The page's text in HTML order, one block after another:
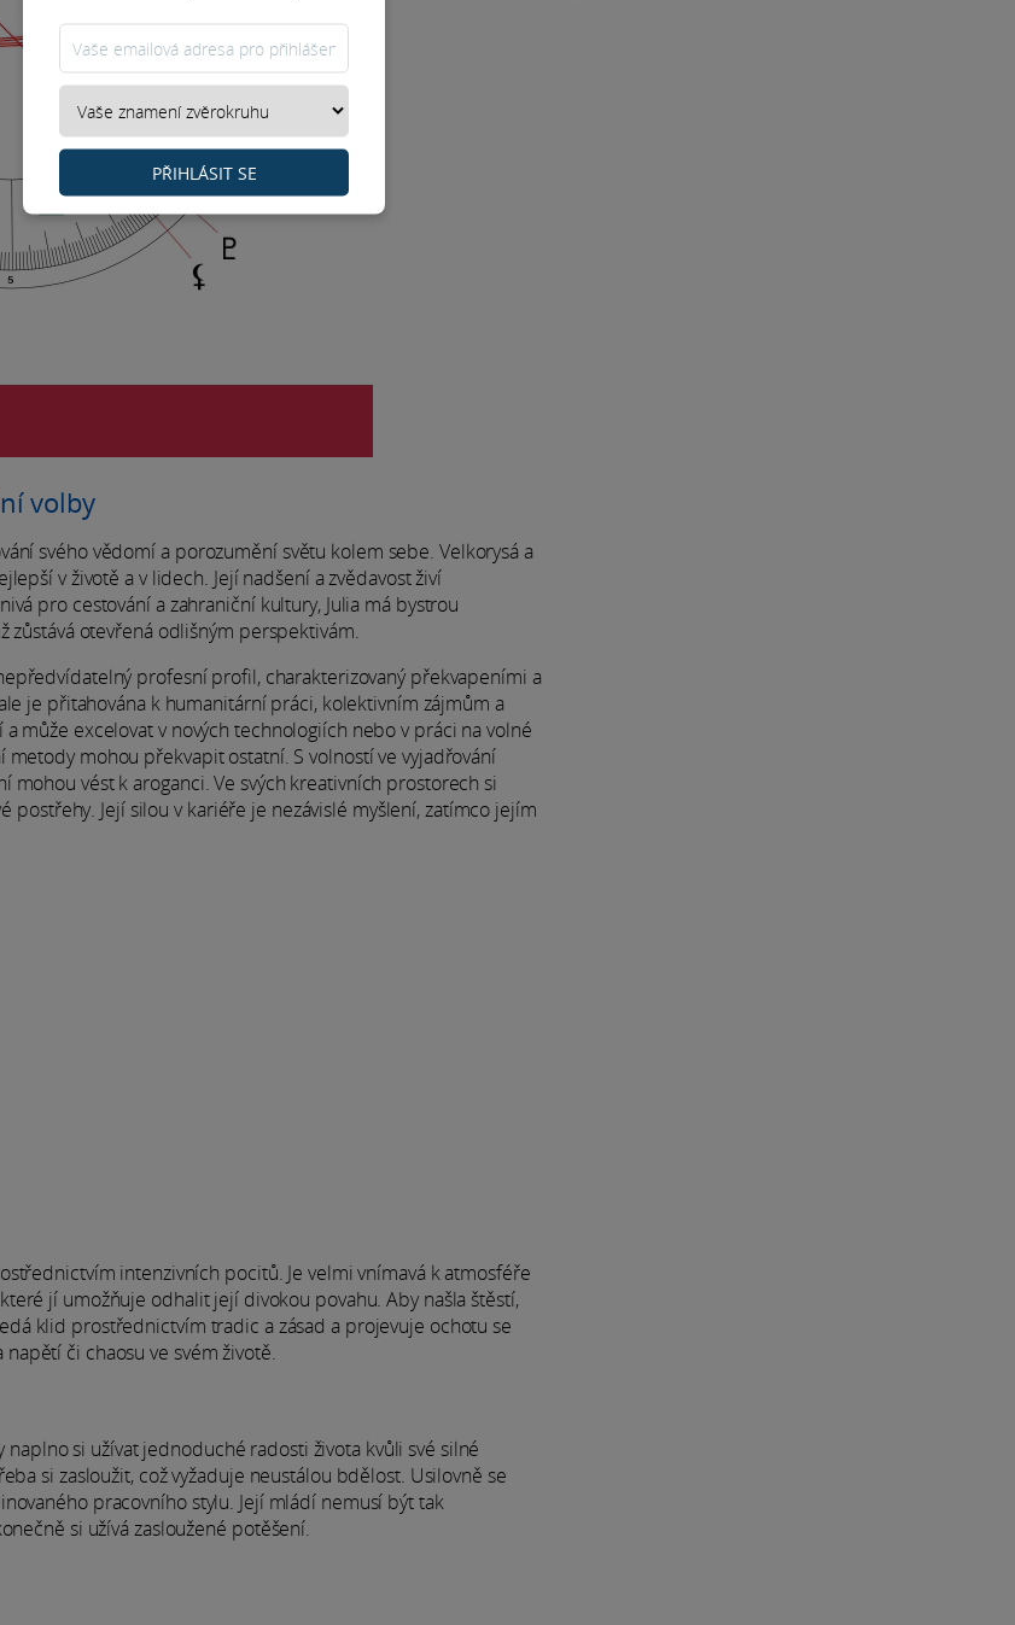
volby
svého vědomí a porozumění světu kolem sebe. Velkorysá a
v životě a v lidech. Její nadšení a zvědavost živí
pro cestování a zahraniční kultury, Julia má bystrou
zůstává otevřená odlišným perspektivám.
profesní profil, charakterizovaný překvapeními a
je přitahována k humanitární práci, kolektivním zájmům a
může excelovat v nových technologiích nebo v práci na volné
mohou překvapit ostatní. S volností ve vyjadřování
vést k aroganci. Ve svých kreativních prostorech si
postřehy. Její silou v kariéře je nezávislé myšlení, zatímco jejím
intenzivních pocitů. Je velmi vnímavá k atmosféře
jí umožňuje odhalit její divokou povahu. Aby našla štěstí,
klid prostřednictvím tradic a zásad a projevuje ochotu se
či chaosu ve svém životě.
si užívat jednoduché radosti života kvůli své silné
si zasloužit, což vyžaduje neustálou bdělost. Usilovně se
pracovního stylu. Její mládí nemusí být tak
si užívá zasloužené potěšení.
PŘIHLÁSIT SE